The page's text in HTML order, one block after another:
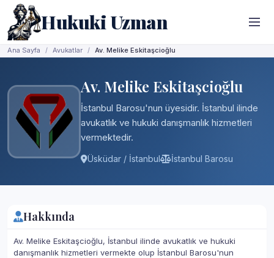
Hukuki Uzman
Ana Sayfa Avukatlar Av. Melike Eskitaşcioğlu
Av. Melike Eskitaşcioğlu
İstanbul Barosu'nun üyesidir. İstanbul ilinde
avukatlık ve hukuki danışmanlık hizmetleri
vermektedir.
Üsküdar / İstanbul İstanbul Barosu
Hakkında
Av. Melike Eskitaşcioğlu, İstanbul ilinde avukatlık ve hukuki
danışmanlık hizmetleri vermekte olup İstanbul Barosu'nun